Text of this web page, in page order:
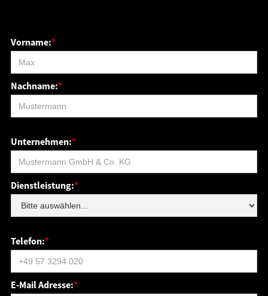
Vorname:*
Nachname:*
Unternehmen:*
Dienstleistung:*
Telefon:*
E-Mail Adresse:*